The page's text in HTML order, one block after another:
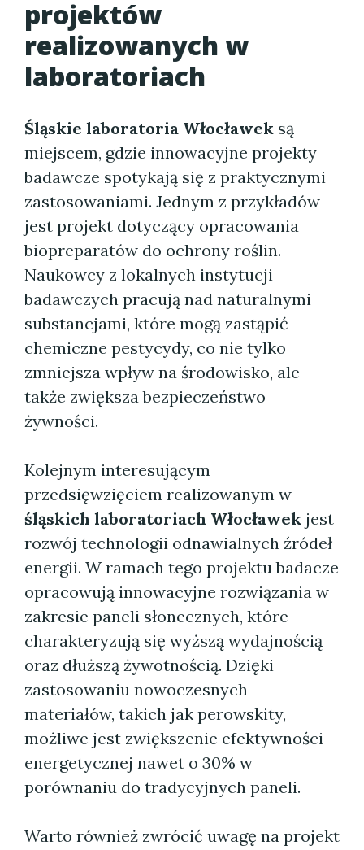
projektów
realizowanych w
laboratoriach
Śląskie laboratoria Włocławek są
miejscem, gdzie innowacyjne projekty
badawcze spotykają się z praktycznymi
zastosowaniami. Jednym z przykładów
jest projekt dotyczący opracowania
biopreparatów do ochrony roślin.
Naukowcy z lokalnych instytucji
badawczych pracują nad naturalnymi
substancjami, które mogą zastąpić
chemiczne pestycydy, co nie tylko
zmniejsza wpływ na środowisko, ale
także zwiększa bezpieczeństwo
żywności.
Kolejnym interesującym
przedsięwzięciem realizowanym w
śląskich laboratoriach Włocławek jest
rozwój technologii odnawialnych źródeł
energii. W ramach tego projektu badacze
opracowują innowacyjne rozwiązania w
zakresie paneli słonecznych, które
charakteryzują się wyższą wydajnością
oraz dłuższą żywotnością. Dzięki
zastosowaniu nowoczesnych
materiałów, takich jak perowskity,
możliwe jest zwiększenie efektywności
energetycznej nawet o 30% w
porównaniu do tradycyjnych paneli.
Warto również zwrócić uwagę na projekt